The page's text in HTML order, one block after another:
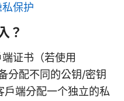
保护
？
证书（若使用
分配不同的公钥/密钥
端分配一个独立的私